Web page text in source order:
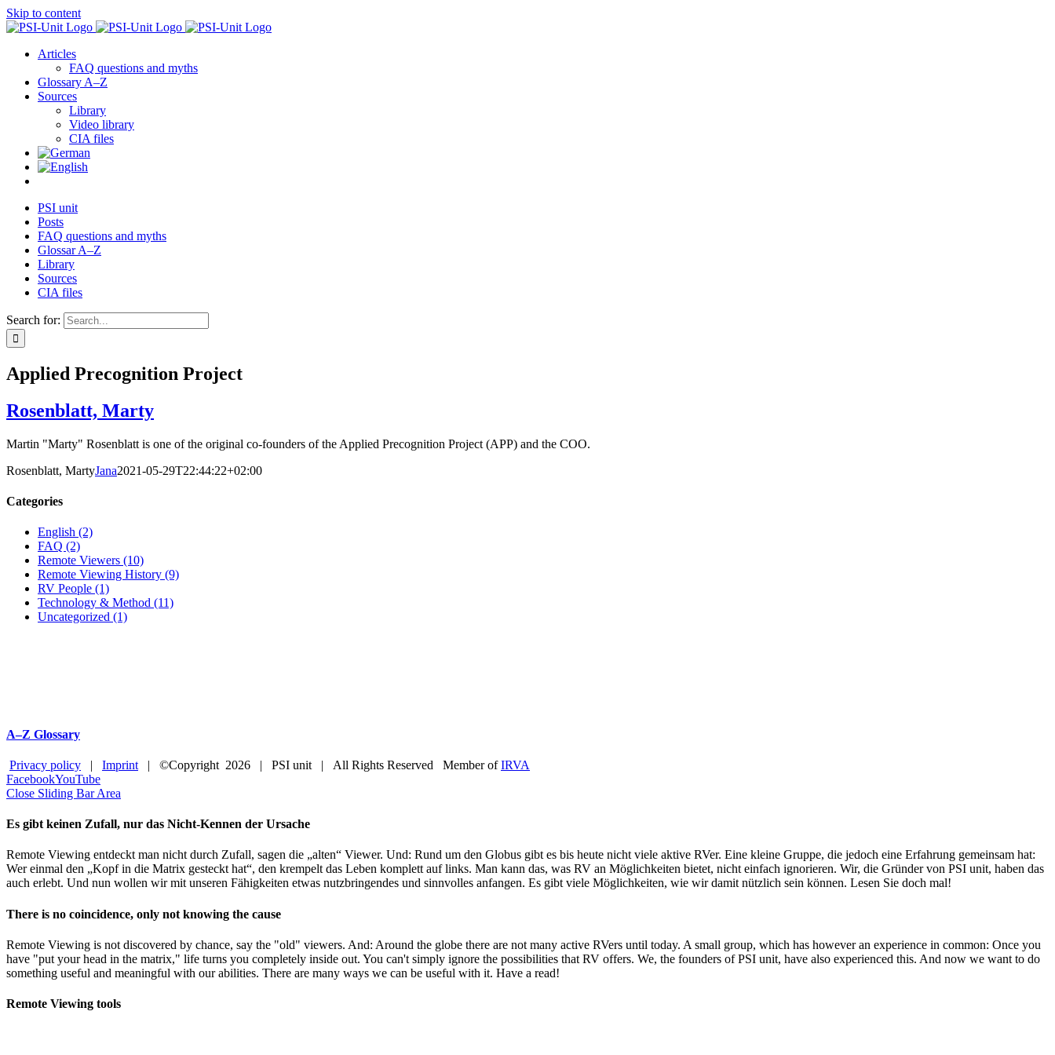
Skip to content
Articles
FAQ questions and myths
Glossary A–Z
Sources
Library
Video library
CIA files
PSI unit
Posts
FAQ questions and myths
Glossar A–Z
Library
Sources
CIA files
Search for:
Applied Precognition Project
Rosenblatt, Marty
Martin "Marty" Rosenblatt is one of the original co-founders of the Applied Precognition Project (APP) and the COO.
Rosenblatt, MartyJana2021-05-29T22:44:22+02:00
Categories
English (2)
FAQ (2)
Remote Viewers (10)
Remote Viewing History (9)
RV People (1)
Technology & Method (11)
Uncategorized (1)
A–Z Glossary
Privacy policy | Imprint | ©Copyright 2026 | PSI unit | All Rights Reserved Member ofIRVA
FacebookYouTube
Close Sliding Bar Area
Es gibt keinen Zufall, nur das Nicht-Kennen der Ursache
Remote Viewing entdeckt man nicht durch Zufall, sagen die „alten“ Viewer. Und: Rund um den Globus gibt es bis heute nicht viele aktive RVer. Eine kleine Gruppe, die jedoch eine Erfahrung gemeinsam hat:
Wer einmal den „Kopf in die Matrix gesteckt hat“, den krempelt das Leben komplett auf links. Man kann das, was RV an Möglichkeiten bietet, nicht einfach ignorieren. Wir, die Gründer von PSI unit, haben das
auch erlebt. Und nun wollen wir mit unseren Fähigkeiten etwas nutzbringendes und sinnvolles anfangen. Es gibt viele Möglichkeiten, wie wir damit nützlich sein können. Lesen Sie doch mal!
There is no coincidence, only not knowing the cause
Remote Viewing is not discovered by chance, say the "old" viewers. And: Around the globe there are not many active RVers until today. A small group, which has however an experience in common: Once you
have "put your head in the matrix," life turns you completely inside out. You can't simply ignore the possibilities that RV offers. We, the founders of PSI unit, have also experienced this. And now we want to do
something useful and meaningful with our abilities. There are many ways we can be useful with it. Have a read!
Remote Viewing tools